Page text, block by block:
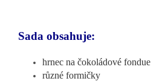
Sada obsahuje:
hrnec na čokoládové fondue
různé formičky